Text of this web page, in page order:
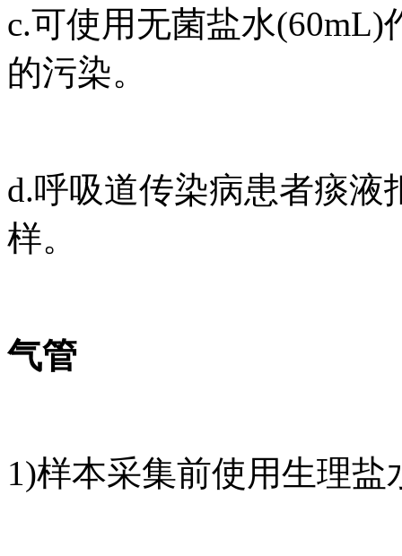
c.可使用无菌盐水
的污染。
d.呼吸道传染病患者痰
样。
气管
1)样本采集前使用生理